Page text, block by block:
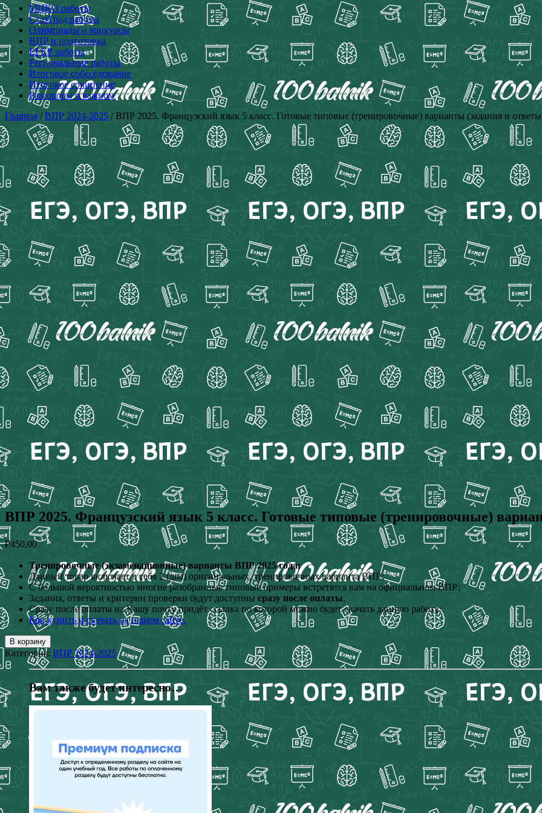
МЦКО работы
СтатГрад работы
Олимпиады и конкурсы
ВПР и подготовка
ЕГКР работы
Региональные работы
Итоговое собеседование
Итоговое сочинение
Разговоры о важном
Главная /ВПР 2024-2025 / ВПР 2025. Французский язык 5 класс. Готовые типовые (тренировочные) варианты (задания и
ВПР 2025. Французский язык 5 класс. Готовые типовые (тренировочные)
₽450,00
Тренировочные (экзаменационные) варианты ВПР 2025 года;
Данный товар включает в себя 2 (два) оригинальных, тренировочных варианта ВПР;
С большой вероятностью многие разобранные типовые примеры встретятся вам на официальном ВПР;
Задания, ответы и критерии проверки будут доступны сразу после оплаты;
Сразу после оплаты на Вашу почту придёт ссылка по которой можно будет скачать данную работу;
Как купить и скачать на нашем сайте.
В корзину
Категория: ВПР 2024-2025
Вам также будет интересно…